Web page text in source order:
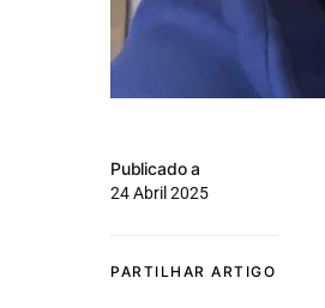
Publicado a
24 Abril 2025
PARTILHAR ARTIGO